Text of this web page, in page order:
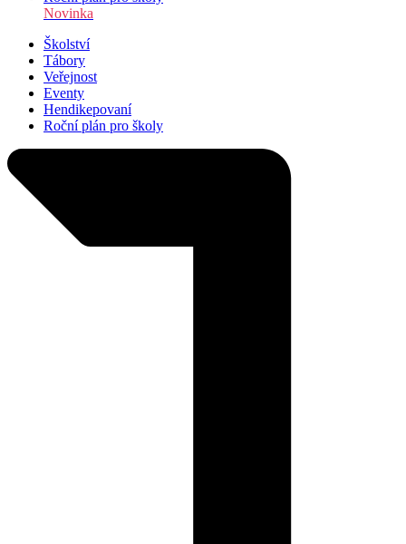
Novinka
Školství
Tábory
Veřejnost
Eventy
Hendikepovaní
Roční plán pro školy